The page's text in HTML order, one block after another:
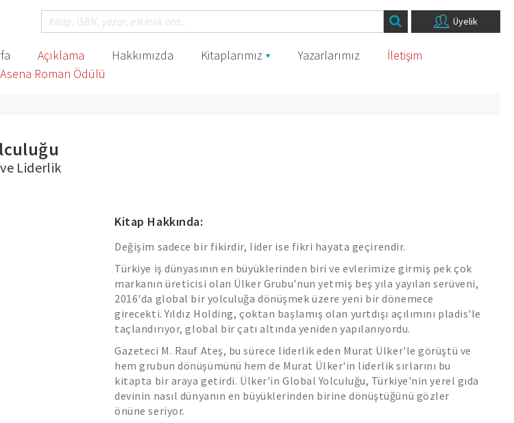
Üyelik
Açıklama Hakkımızda Kitaplarımız Yazarlarımız
İletişim
Roman Ödülü
Liderlik
Kitap Hakkında:
Değişim sadece bir fikirdir, lider ise fikri hayata geçirendir.
Türkiye iş dünyasının en büyüklerinden biri ve evlerimize girmiş pek çok
markanın üreticisi olan Ülker Grubu'nun yetmiş beş yıla yayılan serüveni,
2016'da global bir yolculuğa dönüşmek üzere yeni bir dönemece
girecekti. Yıldız Holding, çoktan başlamış olan yurtdışı açılımını pladis'le
taçlandırıyor, global bir çatı altında yeniden yapılanıyordu.
Gazeteci M. Rauf Ateş, bu sürece liderlik eden Murat Ülker'le görüştü ve
hem grubun dönüşümünü hem de Murat Ülker'in liderlik sırlarını bu
kitapta bir araya getirdi. Ülker'in Global Yolculuğu, Türkiye'nin yerel gıda
devinin nasıl dünyanın en büyüklerinden birine dönüştüğünü gözler
önüne seriyor.